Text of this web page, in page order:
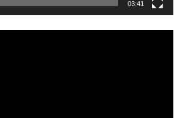
03:41
Odtwarzacz